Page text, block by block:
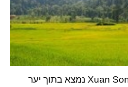
הפארק הלאומי Xuan Son נמצא בתוך יער